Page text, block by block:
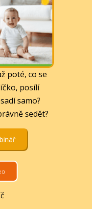
poté, co se
posílí
samo?
sedět?